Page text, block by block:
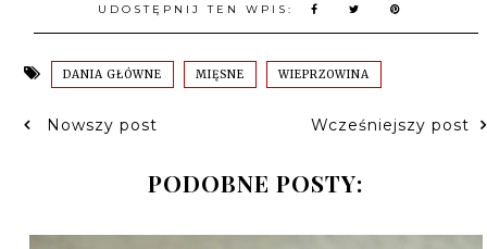
UDOSTĘPNIJ TEN WPIS:
DANIA GŁÓWNE MIĘSNE WIEPRZOWINA
Nowszy post Wcześniejszy post
PODOBNE POSTY: